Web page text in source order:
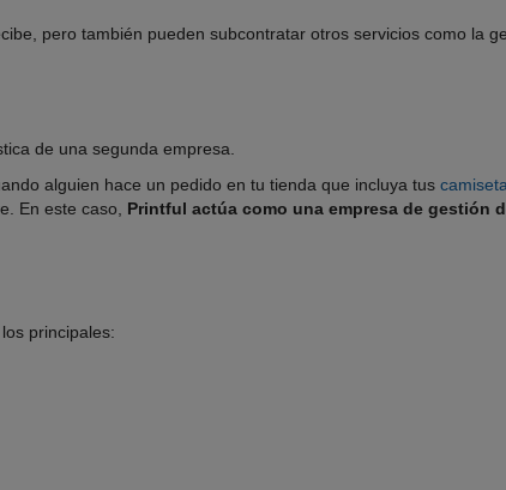
pero también pueden subcontratar otros servicios como la
de una segunda empresa.
alguien hace un pedido en tu tienda que incluya tus
En este caso, Printful actúa como una empresa de gestión
principales: